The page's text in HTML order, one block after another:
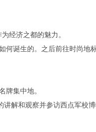
经济之都的魅力。
诞生的。之后前往时尚地
集中地。
解和观察并参访西点军校